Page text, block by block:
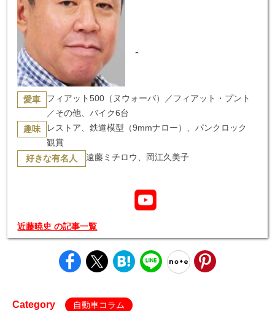
-
愛車
フィアット500（ヌウォーバ）／フィアット・プント
／その他、バイク6台
趣味
レストア、鉄道模型（9mmナロー）、パンクロック
観賞
好きな有名人 遠藤ミチロウ、岡江久美子
近藤暁史 の記事一覧
Category 自動車コラム